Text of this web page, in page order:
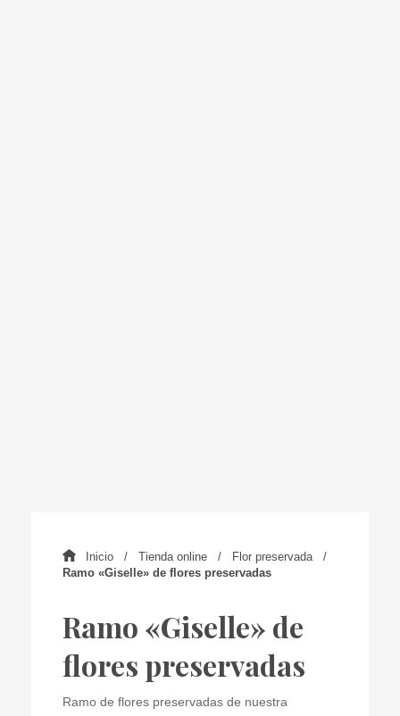
Inicio Tienda online
Flor preservada
Ramo «Giselle» de flores preservadas
Ramo «Giselle» de
flores preservadas
Ramo de flores preservadas de nuestra